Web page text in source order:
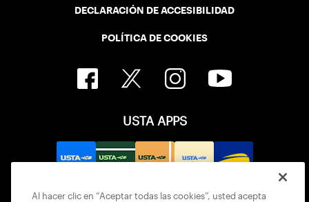
DECLARACIÓN DE ACCESIBILIDAD
POLÍTICA DE COOKIES
USTA APPS
Al hacer clic en “Aceptar todas las cookies”, usted acepta